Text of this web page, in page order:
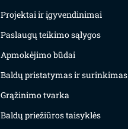
Projektai ir įgyvendinimai
Paslaugų teikimo sąlygos
Apmokėjimo būdai
Baldų pristatymas ir surinkimas
Grąžinimo tvarka
Baldų priežiūros taisyklės